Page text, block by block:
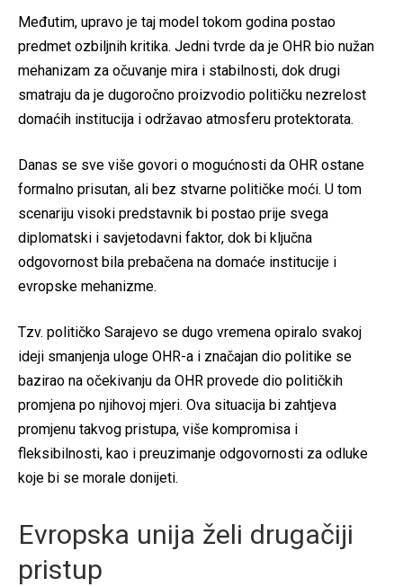
Međutim, upravo je taj model tokom godina postao
predmet ozbiljnih kritika. Jedni tvrde da je OHR bio nužan
mehanizam za očuvanje mira i stabilnosti, dok drugi
smatraju da je dugoročno proizvodio političku nezrelost
domaćih institucija i održavao atmosferu protektorata.
Danas se sve više govori o mogućnosti da OHR ostane
formalno prisutan, ali bez stvarne političke moći. U tom
scenariju visoki predstavnik bi postao prije svega
diplomatski i savjetodavni faktor, dok bi ključna
odgovornost bila prebačena na domaće institucije i
evropske mehanizme.
Tzv. političko Sarajevo se dugo vremena opiralo svakoj
ideji smanjenja uloge OHR-a i značajan dio politike se
bazirao na očekivanju da OHR provede dio političkih
promjena po njihovoj mjeri. Ova situacija bi zahtjeva
promjenu takvog pristupa, više kompromisa i
fleksibilnosti, kao i preuzimanje odgovornosti za odluke
koje bi se morale donijeti.
Evropska unija želi drugačiji
pristup